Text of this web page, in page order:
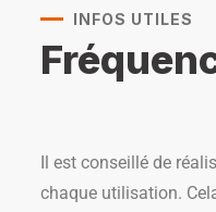
INFOS UTILES
Il est conseillé de
chaque utilisation.